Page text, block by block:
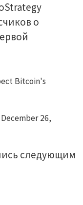
о
Bitcoin's
26,
следующим